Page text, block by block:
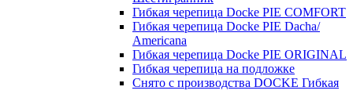
Гибкая черепица Docke PIE COMFORT
Гибкая черепица Docke PIE Dacha/
Americana
Гибкая черепица Docke PIE ОRIGINАL
Гибкая черепица на подложке
Снято с производства DOCKE Гибкая